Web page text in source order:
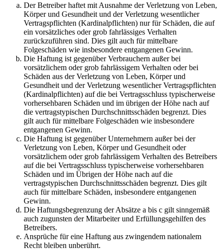
Der Betreiber haftet mit Ausnahme der Verletzung von Leben,
Körper und Gesundheit und der Verletzung wesentlicher
Vertragspflichten (Kardinalpflichten) nur für Schäden, die auf
ein vorsätzliches oder grob fahrlässiges Verhalten
zurückzuführen sind. Dies gilt auch für mittelbare
Folgeschäden wie insbesondere entgangenen Gewinn.
Die Haftung ist gegenüber Verbrauchern außer bei
vorsätzlichem oder grob fahrlässigem Verhalten oder bei
Schäden aus der Verletzung von Leben, Körper und
Gesundheit und der Verletzung wesentlicher Vertragspflichten
(Kardinalpflichten) auf die bei Vertragsschluss typischerweise
vorhersehbaren Schäden und im übrigen der Höhe nach auf
die vertragstypischen Durchschnittsschäden begrenzt. Dies
gilt auch für mittelbare Folgeschäden wie insbesondere
entgangenen Gewinn.
Die Haftung ist gegenüber Unternehmern außer bei der
Verletzung von Leben, Körper und Gesundheit oder
vorsätzlichem oder grob fahrlässigem Verhalten des Betreibers
auf die bei Vertragsschluss typischerweise vorhersehbaren
Schäden und im Übrigen der Höhe nach auf die
vertragstypischen Durchschnittsschäden begrenzt. Dies gilt
auch für mittelbare Schäden, insbesondere entgangenen
Gewinn.
Die Haftungsbegrenzung der Absätze a bis c gilt sinngemäß
auch zugunsten der Mitarbeiter und Erfüllungsgehilfen des
Betreibers.
Ansprüche für eine Haftung aus zwingendem nationalem
Recht bleiben unberührt.